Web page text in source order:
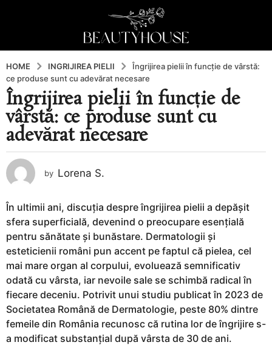
HOME INGRIJIREA PIELII
Îngrijirea pielii în funcție de vârstă:
ce produse sunt cu adevărat necesare
l
u
n
a
g
o
7
l
u
n
i
a
g
o
Îngrijirea pielii în funcție de
vârstă: ce produse sunt cu
adevărat necesare
by Lorena S.
În ultimii ani, discuția despre îngrijirea pielii a depășit
sfera superficială, devenind o preocupare esențială
pentru sănătate și bunăstare. Dermatologii și
esteticienii români pun accent pe faptul că pielea, cel
mai mare organ al corpului, evoluează semnificativ
odată cu vârsta, iar nevoile sale se schimbă radical în
fiecare deceniu. Potrivit unui studiu publicat în 2023 de
Societatea Română de Dermatologie, peste 80% dintre
femeile din România recunosc că rutina lor de îngrijire s-
a modificat substanțial după vârsta de 30 de ani.